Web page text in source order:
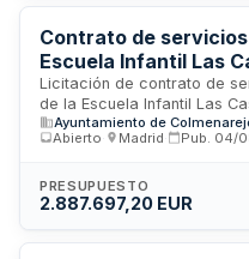
la obtención de
desarrollo de Casas de
Contrato de
Escuela Infantil Las
de Colmenarejo
Licitación de contrato de
de la Escuela Infantil Las
Ayuntamiento de
prestación de servicios
mantenimiento del centro.
es de cinco años, siendo
Ayuntamiento de
Abierto
Madrid Pub. 04/
PRESUPUESTO
2.887.697,20 EUR